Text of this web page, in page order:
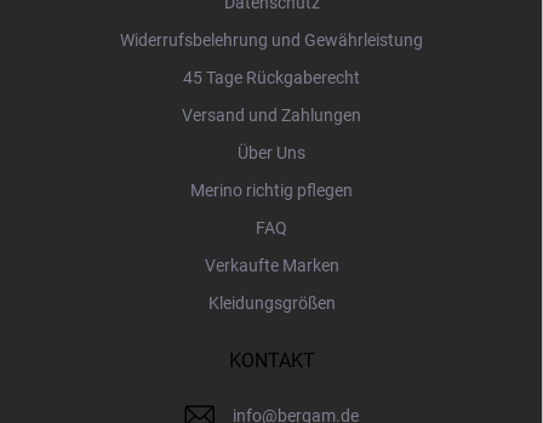
Widerrufsbelehrung und Gewährleistung
45 Tage Rückgaberecht
Versand und Zahlungen
Über Uns
Merino richtig pflegen
FAQ
Verkaufte Marken
Kleidungsgrößen
KONTAKT
info@bergam.de